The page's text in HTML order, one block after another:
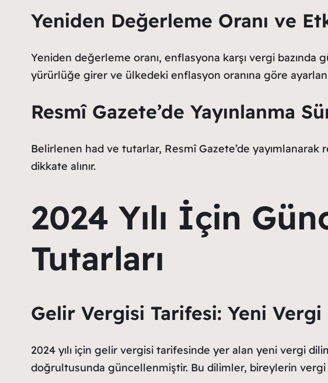
Yeniden Değerleme Oranı ve
Yeniden değerleme oranı, enflasyona karşı vergi bazında
yürürlüğe girer ve ülkedeki enflasyon oranına göre
Resmî Gazete’de Yayınlanma
Belirlenen had ve tutarlar, Resmî Gazete’de
dikkate alınır.
2024 Yılı İçin
Tutarları
Gelir Vergisi Tarifesi: Yeni
2024 yılı için gelir vergisi tarifesinde yer alan yeni vergi
doğrultusunda güncellenmiştir. Bu dilimler, bireylerin